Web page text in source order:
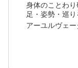
身体のことわり
足・姿勢・巡
アーユルヴェ